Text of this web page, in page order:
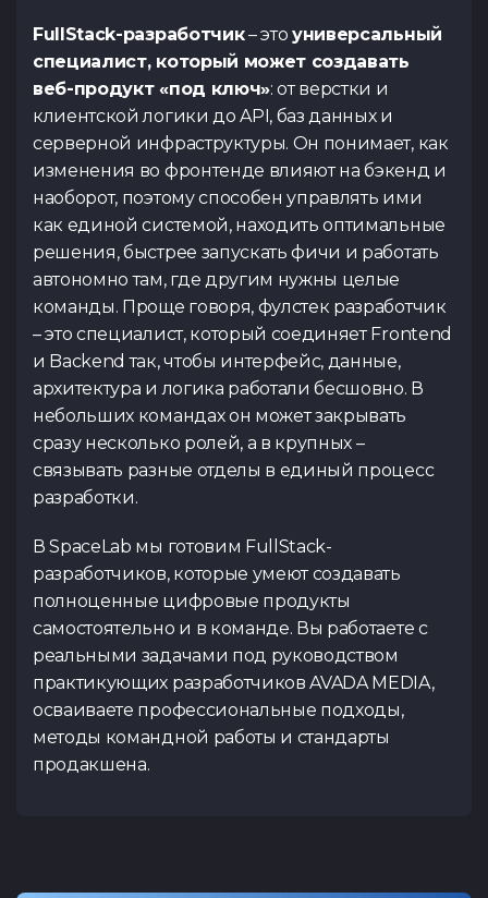
FullStack-разработчик– этоуниверсальный
специалист, который может создавать
веб-продукт «под ключ»: от верстки и
клиентской логики до API, баз данных и
серверной инфраструктуры. Он понимает, как
изменения во фронтенде влияют на бэкенд и
наоборот, поэтому способен управлять ими
как единой системой, находить оптимальные
решения, быстрее запускать фичи и работать
автономно там, где другим нужны целые
команды. Проще говоря, фулстек разработчик
– это специалист, который соединяет Frontend
и Backend так, чтобы интерфейс, данные,
архитектура и логика работали бесшовно. В
небольших командах он может закрывать
сразу несколько ролей, а в крупных –
связывать разные отделы в единый процесс
разработки.
В SpaceLab мы готовим FullStack-
разработчиков, которые умеют создавать
полноценные цифровые продукты
самостоятельно и в команде. Вы работаете с
реальными задачами под руководством
практикующих разработчиков AVADA MEDIA,
осваиваете профессиональные подходы,
методы командной работы и стандарты
продакшена.